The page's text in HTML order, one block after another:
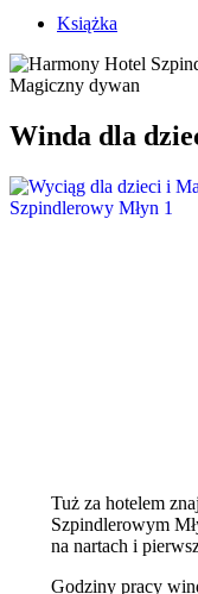
Książka
Winda dla
Tuż za hotelem
Szpindlerowym
na nartach i
Godziny pracy